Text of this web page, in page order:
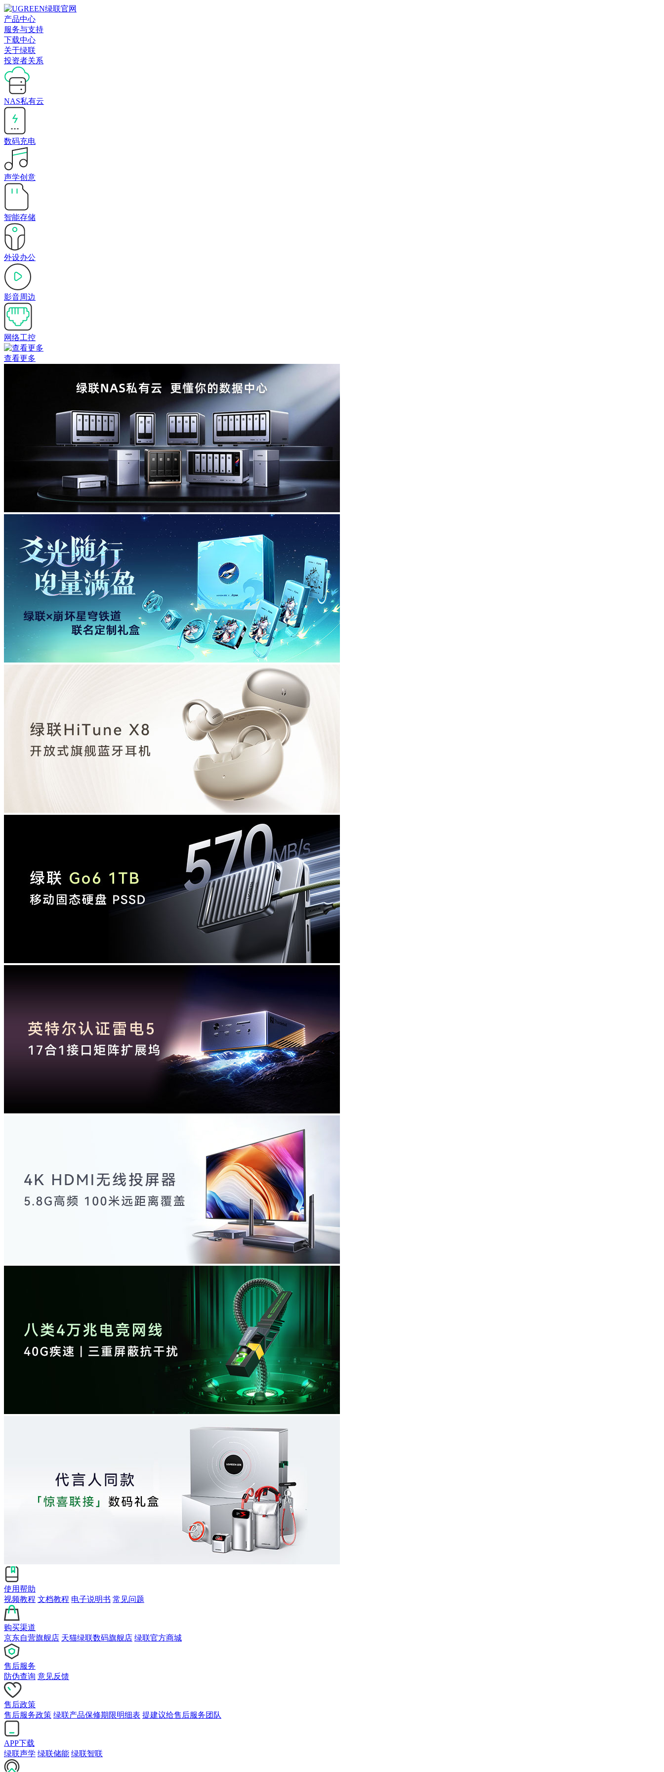
产品中心
服务与支持
下载中心
关于绿联
投资者关系
NAS私有云
数码充电
声学创意
智能存储
外设办公
影音周边
网络工控
查看更多
使用帮助
视频教程 文档教程 电子说明书 常见问题
购买渠道
京东自营旗舰店 天猫绿联数码旗舰店 绿联官方商城
售后服务
防伪查询 意见反馈
售后政策
售后服务政策 绿联产品保修期限明细表 提建议给售后服务团队
APP下载
绿联声学 绿联储能 绿联智联